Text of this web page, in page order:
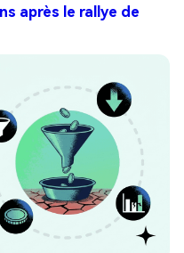
après le rallye de